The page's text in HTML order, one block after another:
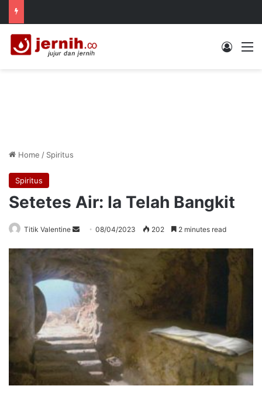
Log In
Home / Spiritus
Spiritus
Setetes Air: Ia Telah Bangkit
Titik Valentine
Send
email
08/04/2023 202 2 minutes read